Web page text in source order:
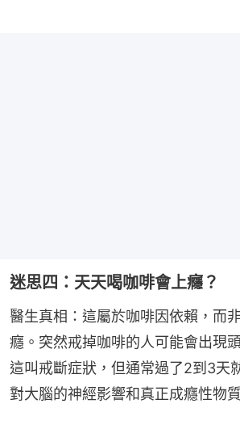
迷思四：天天喝咖啡會上癮？
醫生真相：這屬於咖啡因依賴，而
癮。突然戒掉咖啡的人可能會出現
這叫戒斷症狀，但通常過了2到3天
對大腦的神經影響和真正成癮性物